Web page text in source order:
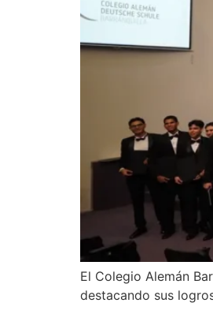
El Colegio Alemán
destacando sus